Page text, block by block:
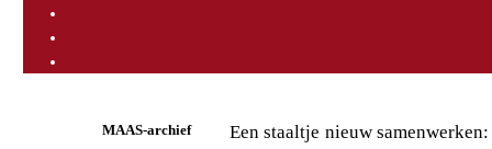
MAAS-archief
Een staaltje nieuw